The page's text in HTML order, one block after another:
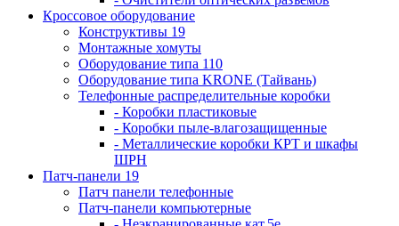
Кроссовое оборудование
Конструктивы 19
Монтажные хомуты
Оборудование типа 110
Оборудование типа KRONE (Тайвань)
Телефонные распределительные коробки
- Коробки пластиковые
- Коробки пыле-влагозащищенные
- Металлические коробки КРТ и шкафы
ШРН
Патч-панели 19
Патч панели телефонные
Патч-панели компьютерные